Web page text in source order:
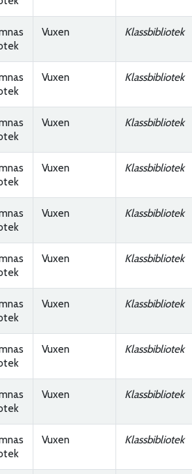
Vuxen Klassbibliotek
Vuxen Klassbibliotek
Vuxen Klassbibliotek
Vuxen Klassbibliotek
Vuxen Klassbibliotek
Vuxen Klassbibliotek
Vuxen Klassbibliotek
Vuxen Klassbibliotek
Vuxen Klassbibliotek
Vuxen Klassbibliotek